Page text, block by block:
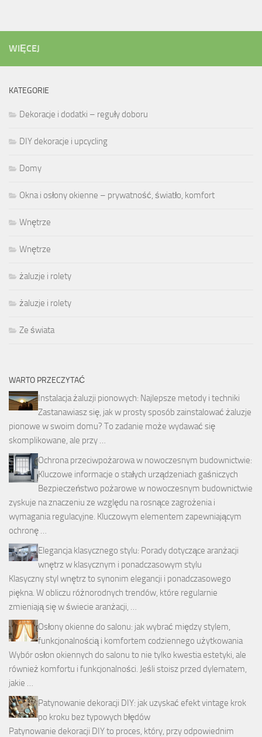
WIĘCEJ
KATEGORIE
Dekoracje i dodatki – reguły doboru
DIY dekoracje i upcycling
Domy
Okna i osłony okienne – prywatność, światło, komfort
Wnętrze
Wnętrze
żaluzje i rolety
żaluzje i rolety
Ze świata
WARTO PRZECZYTAĆ
Instalacja żaluzji pionowych: Najlepsze metody i techniki
Zastanawiasz się, jak w prosty sposób zainstalować żaluzje
pionowe w swoim domu? To zadanie może wydawać się
skomplikowane, ale przy …
Ochrona przeciwpożarowa w nowoczesnym budownictwie:
Kluczowe informacje o stałych urządzeniach gaśniczych
Bezpieczeństwo pożarowe w nowoczesnym budownictwie
zyskuje na znaczeniu ze względu na rosnące zagrożenia i
wymagania regulacyjne. Kluczowym elementem zapewniającym
ochronę …
Elegancja klasycznego stylu: Porady dotyczące aranżacji
wnętrz w klasycznym i ponadczasowym stylu
Klasyczny styl wnętrz to synonim elegancji i ponadczasowego
piękna. W obliczu różnorodnych trendów, które regularnie
zmieniają się w świecie aranżacji, …
Osłony okienne do salonu: jak wybrać między stylem,
funkcjonalnością i komfortem codziennego użytkowania
Wybór osłon okiennych do salonu to nie tylko kwestia estetyki, ale
również komfortu i funkcjonalności. Jeśli stoisz przed dylematem,
jakie …
Patynowanie dekoracji DIY: jak uzyskać efekt vintage krok
po kroku bez typowych błędów
Patynowanie dekoracji DIY to proces, który, przy odpowiednim